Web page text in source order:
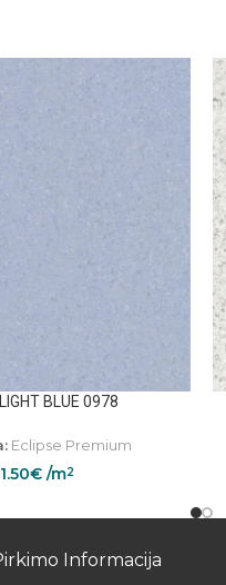
BLUE 0978
Eclipse Premium
€ /m2
Informacija